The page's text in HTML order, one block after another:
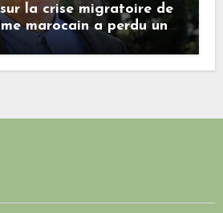
la crise migratoire de
marocain a perdu une
sa crédibilité vis-à-vis